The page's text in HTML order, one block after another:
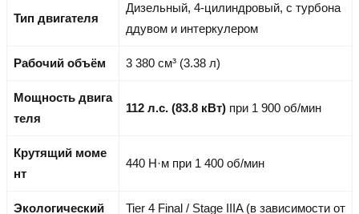
Тип двигателя
Дизельный, 4-цилиндровый, с турбона
ддувом и интеркулером
Рабочий объём 3 380 см³ (3.38 л)
Мощность двига
теля
112 л.с. (83.8 кВт) при 1 900 об/мин
Крутящий моме
нт
440 Н·м при 1 400 об/мин
Экологический
Tier 4 Final / Stage IIIA (в зависимости от